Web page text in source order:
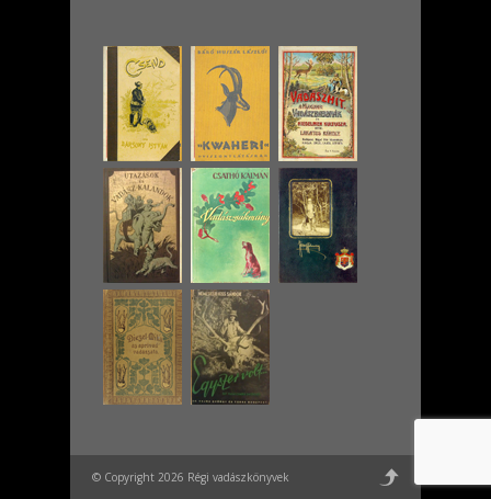
© Copyright 2026 Régi vadászkönyvek